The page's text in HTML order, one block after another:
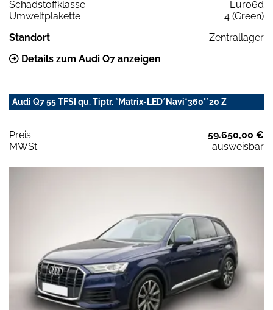
Schadstoffklasse
Euro6d
Umweltplakette
4 (Green)
Standort
Zentrallager
Details zum Audi Q7 anzeigen
Audi Q7 55 TFSI qu. Tiptr. *Matrix-LED*Navi*360°*20 Z
Preis:
59.650,00 €
MWSt:
ausweisbar